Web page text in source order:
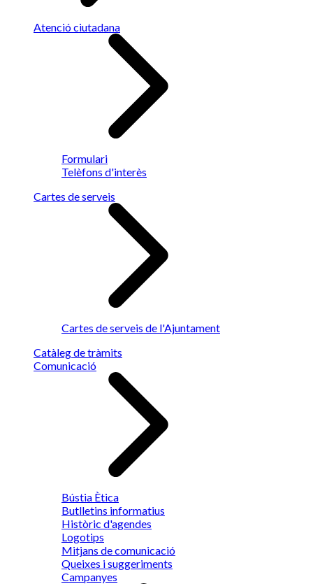
Atenció ciutadana
Formulari
Telèfons d'interès
Cartes de serveis
Cartes de serveis de l'Ajuntament
Catàleg de tràmits
Comunicació
Bústia Ètica
Butlletins informatius
Històric d'agendes
Logotips
Mitjans de comunicació
Queixes i suggeriments
Campanyes